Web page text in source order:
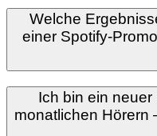
Welche
einer Spotify-
Ich bin ein
monatlichen